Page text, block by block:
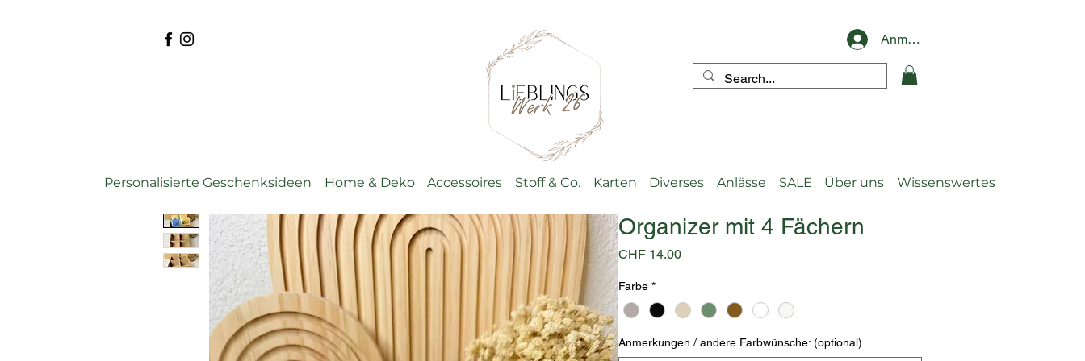
Anmelden
Personalisierte Geschenksideen Home & Deko Accessoires Stoff & Co. Karten Diverses Anlässe SALE Über uns Wissenswertes
Organizer mit 4 Fächern
CHF 14.00Preis
Farbe *
Anmerkungen / andere Farbwünsche: (optional)